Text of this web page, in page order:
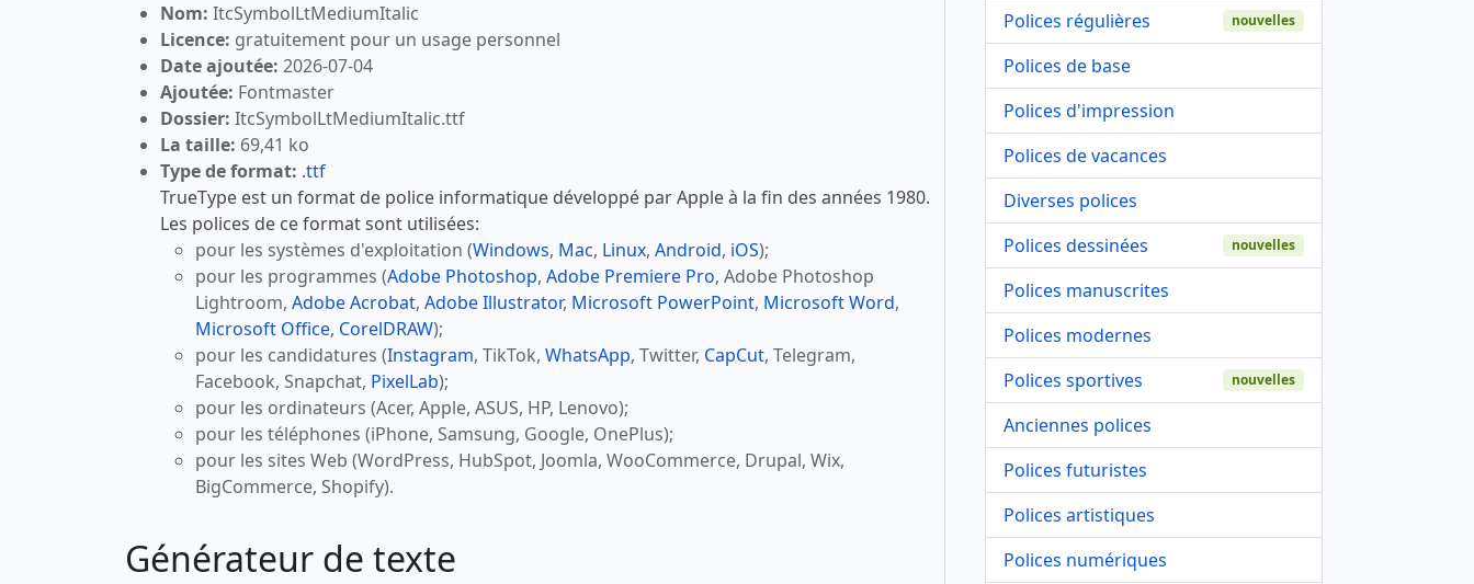
Nom: ItcSymbolLtMediumItalic
Licence: gratuitement pour un usage personnel
Date ajoutée: 2026-07-04
Ajoutée: Fontmaster
Dossier: ItcSymbolLtMediumItalic.ttf
La taille: 69,41 ko
Type de format: .ttf
TrueType est un format de police informatique développé par Apple à la fin des années 1980.
Les polices de ce format sont utilisées:
pour les systèmes d'exploitation (Windows, Mac, Linux, Android, iOS);
pour les programmes (Adobe Photoshop, Adobe Premiere Pro, Adobe Photoshop
Lightroom, Adobe Acrobat, Adobe Illustrator, Microsoft PowerPoint, Microsoft Word,
Microsoft Office, CorelDRAW);
pour les candidatures (Instagram, TikTok, WhatsApp, Twitter, CapCut, Telegram,
Facebook, Snapchat, PixelLab);
pour les ordinateurs (Acer, Apple, ASUS, HP, Lenovo);
pour les téléphones (iPhone, Samsung, Google, OnePlus);
pour les sites Web (WordPress, HubSpot, Joomla, WooCommerce, Drupal, Wix,
BigCommerce, Shopify).
Générateur de texte
Polices régulières
nouvelles
Polices de base
Polices d'impression
Polices de vacances
Diverses polices
Polices dessinées
nouvelles
Polices manuscrites
Polices modernes
Polices sportives
nouvelles
Anciennes polices
Polices futuristes
Polices artistiques
Polices numériques